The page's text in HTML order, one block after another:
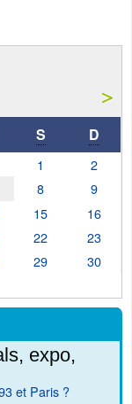
S D
1
2
8
9
15
16
22
23
29
30
expo,
et Paris ?